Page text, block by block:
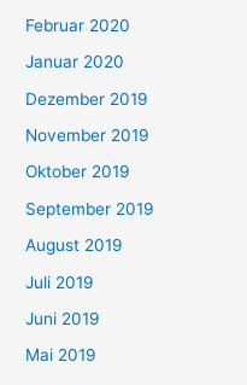
Februar 2020
Januar 2020
Dezember 2019
November 2019
Oktober 2019
September 2019
August 2019
Juli 2019
Juni 2019
Mai 2019